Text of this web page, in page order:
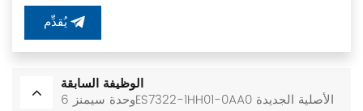
يُقدِّم
الوظيفة السابقة
وحدة سيمنز 6ES7322-1HH01-0AA0 الأصلية الجديدة